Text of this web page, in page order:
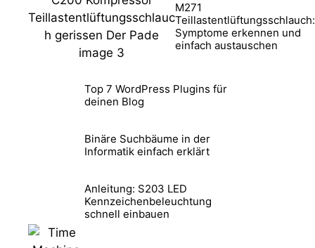
M271
Teillastentlüftungsschlauch:
Symptome erkennen und
einfach austauschen
Top 7 WordPress Plugins für
deinen Blog
Binäre Suchbäume in der
Informatik einfach erklärt
Anleitung: S203 LED
Kennzeichenbeleuchtung
schnell einbauen